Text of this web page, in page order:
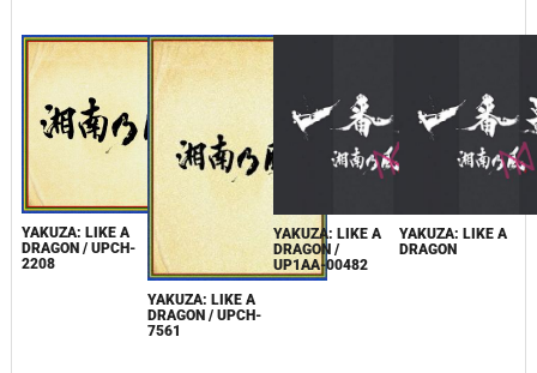
YAKUZA: LIKE A
DRAGON / UPCH-
2208
YAKUZA: LIKE A
DRAGON / UPCH-
7561
YAKUZA: LIKE A
DRAGON /
UP1AA-00482
YAKUZA: LIKE A
DRAGON